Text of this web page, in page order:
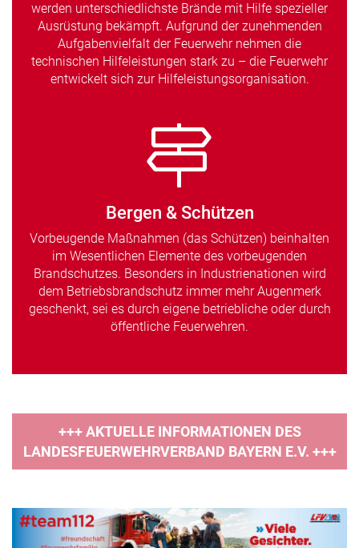
werden unterschiedlichste Brände mit Hilfe spezieller
Ausrüstung bekämpft. Aufgrund der zunehmenden
Aufgabenvielfalt der Feuerwehr nehmen die
technischen Hilfeleistungen stark zu – die Feuerwehr
entwickelt sich zur Hilfeleistungsorganisation.
Bergen & Schützen
Vorbeugende Maßnahmen (das Schützen) beinhalten
im Wesentlichen Elemente des vorbeugenden
Brandschutzes. Besonders in Industrienationen wird
dem Betriebsbrandschutz immer mehr Augenmerk
geschenkt, sei es durch eigene betriebliche oder durch
öffentliche Feuerwehren.
+++ AKTUELLE INFORMATIONEN DES
LANDESFEUERWEHRVERBAND BAYERN E.V. +++